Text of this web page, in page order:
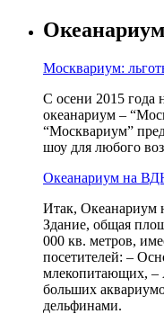
Москвариум:
С осени 2015 года
океанариум –
“Москвариум”
шоу для любого
Океанариум на
Итак, Океанариум
Здание, общая
000 кв. метров,
посетителей: –
млекопитающих, –
больших
дельфинами.